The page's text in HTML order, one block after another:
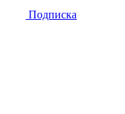
Подписка